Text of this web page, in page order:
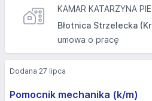
KAMAR KATARZYNA
Błotnica Strzelecka
umowa o pracę
Pomocnik mechanika (k/m)
Dodana 27 lipca